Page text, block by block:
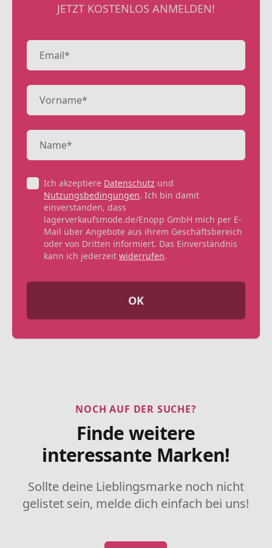
JETZT KOSTENLOS ANMELDEN!
Ich akzeptiere Datenschutz und
Nutzungsbedingungen. Ich bin damit
einverstanden, dass
lagerverkaufsmode.de/Enopp GmbH mich per E-
Mail über Angebote aus ihrem Geschäftsbereich
oder von Dritten informiert. Das Einverständnis
kann ich jederzeit widerrufen.
OK
NOCH AUF DER SUCHE?
Finde weitere
interessante Marken!
Sollte deine Lieblingsmarke noch nicht
gelistet sein, melde dich einfach bei uns!